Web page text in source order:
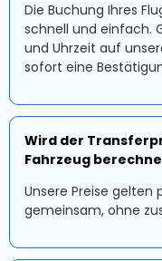
Die Buchung Ihres
schnell und einfach.
und Uhrzeit auf
sofort eine
Wird der
Fahrzeug
Unsere Preise gelten
gemeinsam, ohne